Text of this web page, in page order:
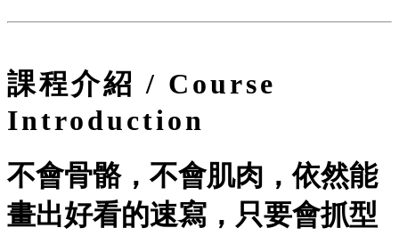
課程介紹/ Course
Introduction
不會骨骼，不會肌肉，依然能
畫出好看的速寫，只要會抓型